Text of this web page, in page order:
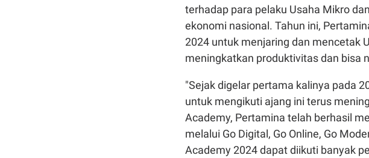
terhadap para pelaku Usaha Mikro
ekonomi nasional. Tahun ini,
2024 untuk menjaring dan mencetak
meningkatkan produktivitas dan bisa
"Sejak digelar pertama kalinya pada
untuk mengikuti ajang ini terus
Academy, Pertamina telah berhasil
melalui Go Digital, Go Online, Go
Academy 2024 dapat diikuti banyak